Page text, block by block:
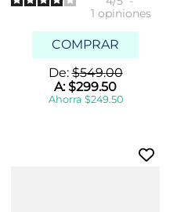
1 opiniones
COMPRAR
De:$549.00
A:$299.50
Ahorra $249.50